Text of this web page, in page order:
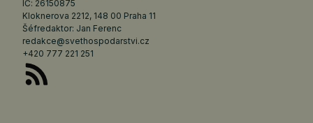
IČ: 26150875
Kloknerova 2212, 148 00 Praha 11
Šéfredaktor: Jan Ferenc
redakce@svethospodarstvi.cz
+420 777 221 251